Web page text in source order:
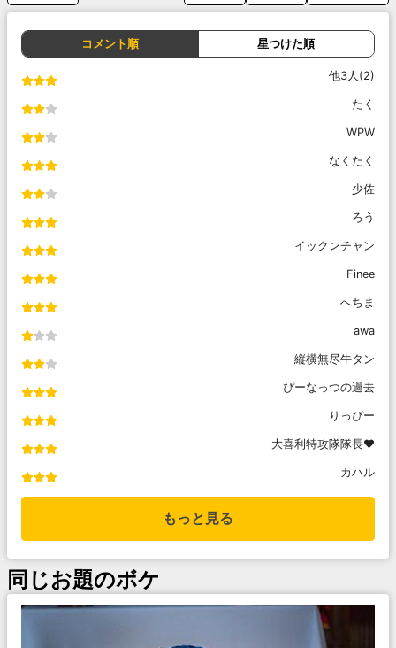
コメント順 星つけた順
他3人(2)
たく
WPW
なくたく
少佐
ろう
イックンチャン
Finee
へちま
awa
縦横無尽牛タン
ぴーなっつの過去
りっぴー
大喜利特攻隊隊長❤️
カハル
もっと見る
同じお題のボケ